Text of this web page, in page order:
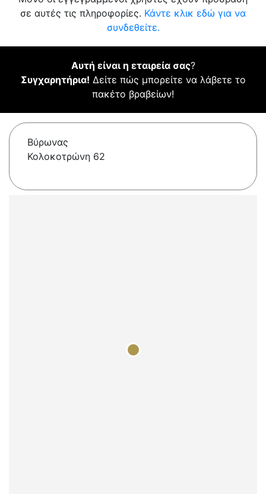
σε αυτές τις πληροφορίες. Κάντε κλικ εδώ για να
συνδεθείτε.
Αυτή είναι η εταιρεία σας?
Συγχαρητήρια! Δείτε πώς μπορείτε να λάβετε το
πακέτο βραβείων!
Βύρωνας
Κολοκοτρώνη 62